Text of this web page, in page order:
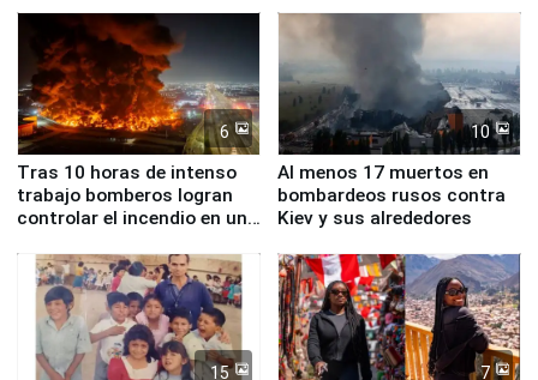
Fenómeno El Niño
6
Tras 10 horas de intenso
trabajo bomberos logran
controlar el incendio en una
de Chile
10
Al menos 17 muertos en
bombardeos rusos contra
Kiev y sus alrededores
15 7